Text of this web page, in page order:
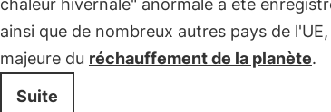
chaleur hivernale" anormale a été
ainsi que de nombreux autres pays de
majeure du réchauffement de la planète.
Suite